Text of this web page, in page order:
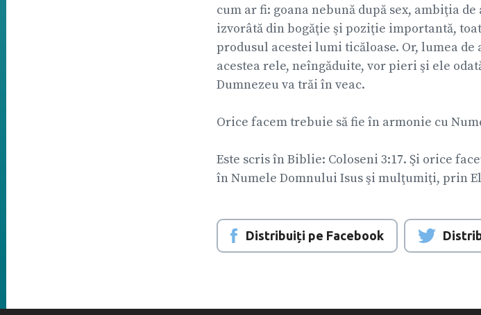
cum ar fi: goana nebună după sex, ambiţia
izvorâtă din bogăţie şi poziţie importantă,
produsul acestei lumi ticăloase. Or, lumea
acestea rele, neîngăduite, vor pieri şi ele
Dumnezeu va trăi în veac.
Orice facem trebuie să fie în armonie cu
Este scris în Biblie: Coloseni 3:17. Şi orice
în Numele Domnului Isus şi mulţumiţi, prin
Distribuiți pe Facebook